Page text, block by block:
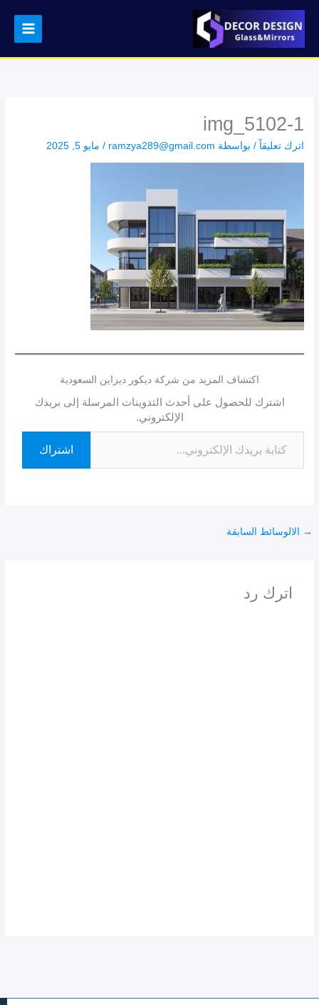
المحتوى
img_5102-1
اترك تعليقاً / بواسطة ramzya289@gmail.com
/ مايو 5, 2025
اكتشاف المزيد من شركة ديكور ديزاين السعودية
اشترك للحصول على أحدث التدوينات المرسلة إلى بريدك
الإلكتروني.
اشتراك
→ الالوسائط السابقة
اترك رد